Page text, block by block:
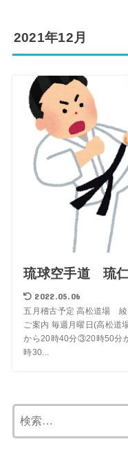
2021年12月
琉球空手道 琉
2022.05.06
五月稽古予定 高松道場
ご案内 毎週月曜日(高松
から20時40分③20時50分
時30...